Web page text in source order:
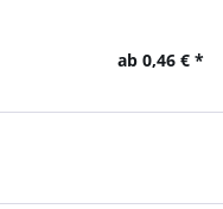
ab 0,46 € *